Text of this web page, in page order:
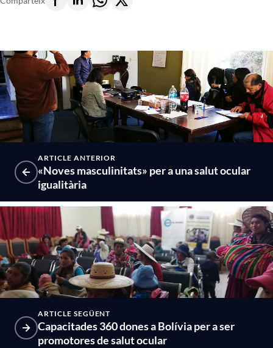
ARTICLE ANTERIOR
«Noves masculinitats» per a una salut ocular
igualitària
ARTICLE SEGÜENT
Capacitades 360 dones a Bolívia per a ser
promotores de salut ocular